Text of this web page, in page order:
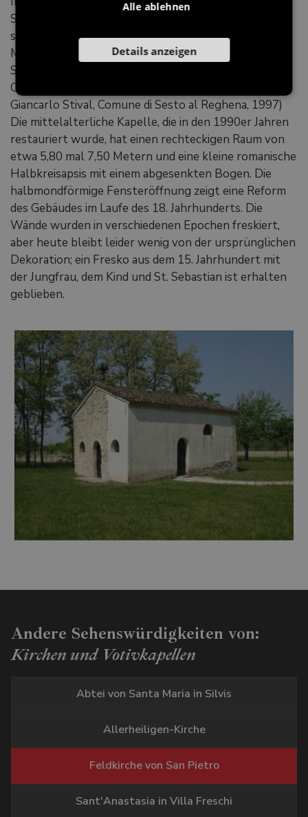
San Pietro di Versiola erklären, die vielleicht nicht so
sehr für Gemeinschaften, sondern als Symbol und
Mahnung in offener Landschaft errichtet wurde." (aus
San Pietro di Versiola – Studien, Forschungen und
Chronik einer Restaurierung, herausgegeben von
Giancarlo Stival, Comune di Sesto al Reghena, 1997)
Die mittelalterliche Kapelle, die in den 1990er Jahren
restauriert wurde, hat einen rechteckigen Raum von
etwa 5,80 mal 7,50 Metern und eine kleine romanische
Halbkreisapsis mit einem abgesenkten Bogen. Die
halbmondförmige Fensteröffnung zeigt eine Reform
des Gebäudes im Laufe des 18. Jahrhunderts. Die
Wände wurden in verschiedenen Epochen freskiert,
aber heute bleibt leider wenig von der ursprünglichen
Dekoration; ein Fresko aus dem 15. Jahrhundert mit
der Jungfrau, dem Kind und St. Sebastian ist erhalten
geblieben.
Andere Sehenswürdigkeiten von:
Kirchen und Votivkapellen
Abtei von Santa Maria in Silvis
Allerheiligen-Kirche
Feldkirche von San Pietro
Sant'Anastasia in Villa Freschi
Alle ablehnen
Details anzeigen